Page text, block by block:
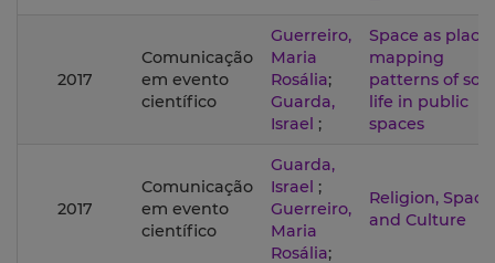
2017
Comunicação
em evento
científico
Guerreiro,
Maria
Rosália;
Guarda,
Israel ;
Space as place:
mapping
patterns of
life in public
spaces
2017
Comunicação
em evento
científico
Guarda,
Israel ;
Guerreiro,
Maria
Rosália;
Religion, Space
and Culture